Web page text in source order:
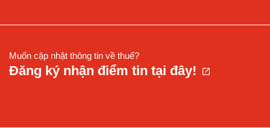
Muốn cập nhật thông tin về thuế?
Đăng ký nhận điểm tin tại đây!